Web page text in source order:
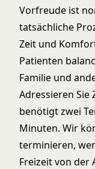
Vorfreude ist
tatsächliche
Zeit und
Patienten
Familie und
Adressieren Sie
benötigt zwei
Minuten. Wir
terminieren,
Freizeit von der